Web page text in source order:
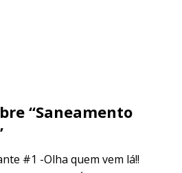
“Saneamento
#1 -Olha quem vem lá!!